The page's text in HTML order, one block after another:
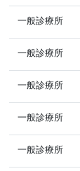
一般診療所
一般診療所
一般診療所
一般診療所
一般診療所